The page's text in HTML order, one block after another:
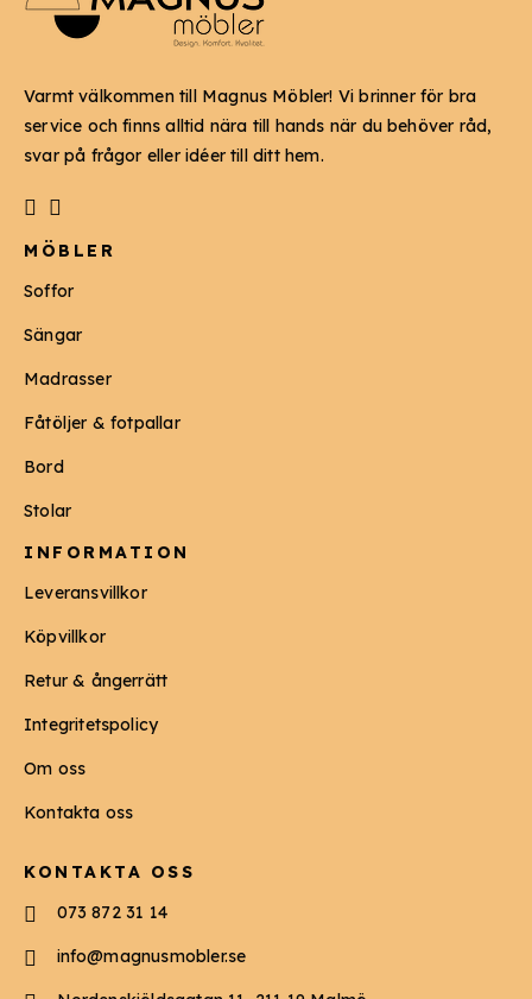
Varmt välkommen till Magnus Möbler! Vi brinner för bra
service och finns alltid nära till hands när du behöver råd,
svar på frågor eller idéer till ditt hem.
MÖBLER
Soffor
Sängar
Madrasser
Fåtöljer & fotpallar
Bord
Stolar
INFORMATION
Leveransvillkor
Köpvillkor
Retur & ångerrätt
Integritetspolicy
Om oss
Kontakta oss
KONTAKTA OSS
073 872 31 14
info@magnusmobler.se